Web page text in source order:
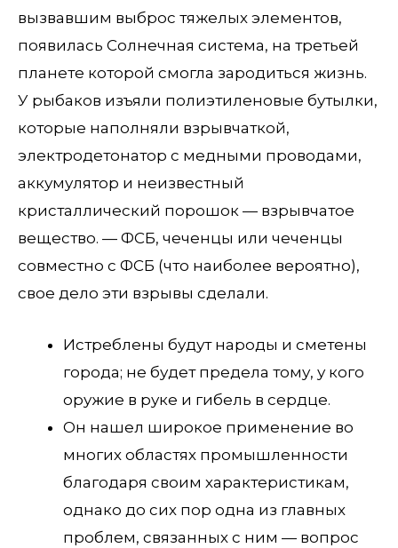
вызвавшим выброс тяжелых элементов,
появилась Солнечная система, на третьей
планете которой смогла зародиться жизнь.
У рыбаков изъяли полиэтиленовые бутылки,
которые наполняли взрывчаткой,
электродетонатор с медными проводами,
аккумулятор и неизвестный
кристаллический порошок — взрывчатое
вещество. — ФСБ, чеченцы или чеченцы
совместно с ФСБ (что наиболее вероятно),
свое дело эти взрывы сделали.
Истреблены будут народы и сметены
города; не будет предела тому, у кого
оружие в руке и гибель в сердце.
Он нашел широкое применение во
многих областях промышленности
благодаря своим характеристикам,
однако до сих пор одна из главных
проблем, связанных с ним — вопрос